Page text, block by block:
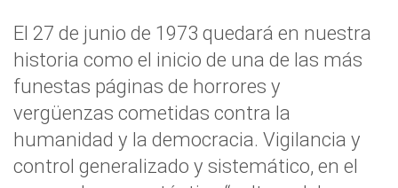
El 27 de junio de 1973 quedará en nuestra
historia como el inicio de una de las más
funestas páginas de horrores y
vergüenzas cometidas contra la
humanidad y la democracia. Vigilancia y
control generalizado y sistemático, en el